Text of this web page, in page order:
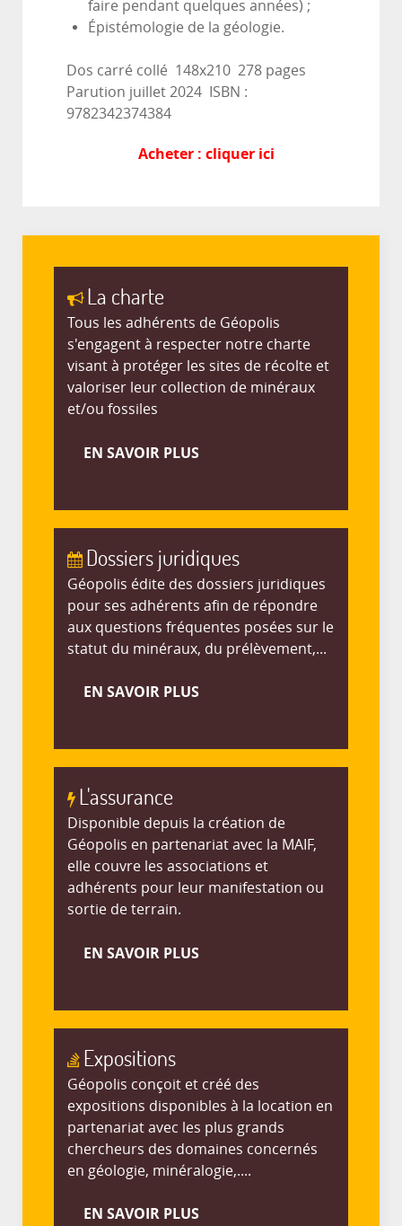
faire pendant quelques années) ;
Épistémologie de la géologie.
Dos carré collé 148x210 278 pages
Parution juillet 2024 ISBN :
9782342374384
Acheter : cliquer ici
La charte
Tous les adhérents de Géopolis
s'engagent à respecter notre charte
visant à protéger les sites de récolte et
valoriser leur collection de minéraux
et/ou fossiles
EN SAVOIR PLUS
Dossiers juridiques
Géopolis édite des dossiers juridiques
pour ses adhérents afin de répondre
aux questions fréquentes posées sur le
statut du minéraux, du prélèvement,...
EN SAVOIR PLUS
L'assurance
Disponible depuis la création de
Géopolis en partenariat avec la MAIF,
elle couvre les associations et
adhérents pour leur manifestation ou
sortie de terrain.
EN SAVOIR PLUS
Expositions
Géopolis conçoit et créé des
expositions disponibles à la location en
partenariat avec les plus grands
chercheurs des domaines concernés
en géologie, minéralogie,....
EN SAVOIR PLUS